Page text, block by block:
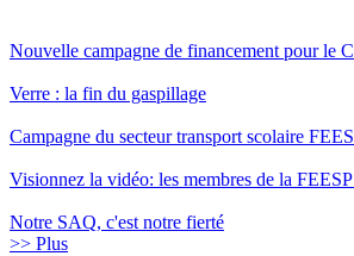
Nouvelle campagne de financement pour le
Verre : la fin du gaspillage
Campagne du secteur transport scolaire
Visionnez la vidéo: les membres de la
Notre SAQ, c'est notre fierté
>> Plus